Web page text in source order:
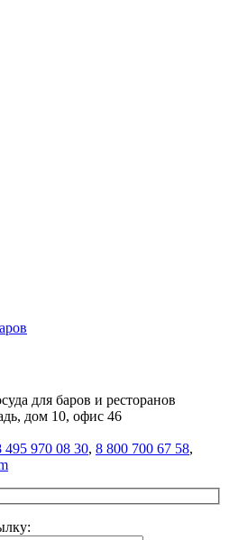
для баров и ресторанов
дом 10, офис 46
495 970 08 30, 8 800 700 67 58,